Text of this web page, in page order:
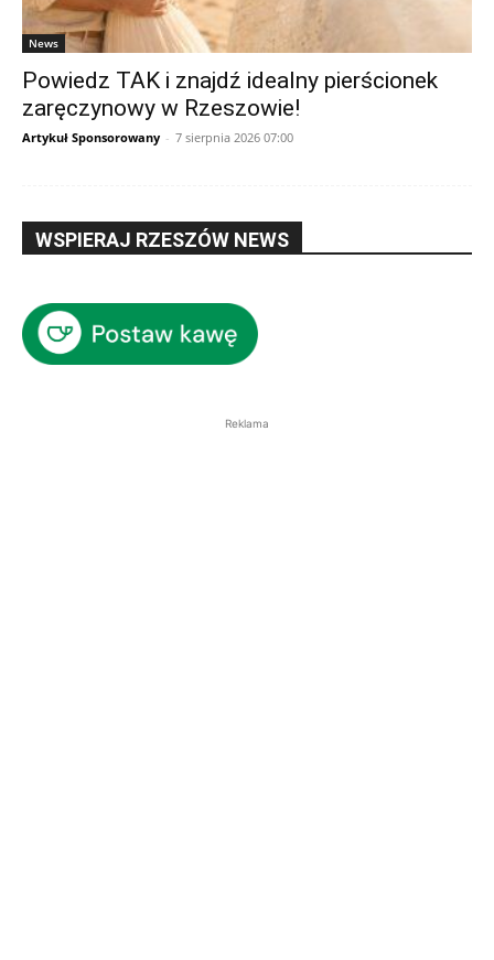
News
Powiedz TAK i znajdź idealny pierścionek
zaręczynowy w Rzeszowie!
Artykuł Sponsorowany - 7 sierpnia 2026 07:00
WSPIERAJ RZESZÓW NEWS
Reklama